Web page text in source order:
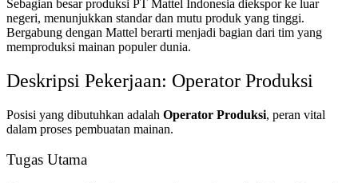
Sebagian besar produksi PT Mattel Indonesia diekspor ke luar
negeri, menunjukkan standar dan mutu produk yang tinggi.
Bergabung dengan Mattel berarti menjadi bagian dari tim yang
memproduksi mainan populer dunia.
Deskripsi Pekerjaan: Operator Produksi
Posisi yang dibutuhkan adalah Operator Produksi, peran vital
dalam proses pembuatan mainan.
Tugas Utama